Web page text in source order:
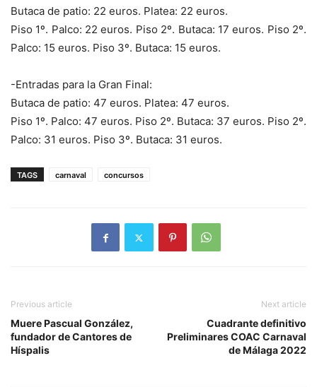
Butaca de patio: 22 euros. Platea: 22 euros.
Piso 1º. Palco: 22 euros. Piso 2º. Butaca: 17 euros. Piso 2º.
Palco: 15 euros. Piso 3º. Butaca: 15 euros.
-Entradas para la Gran Final:
Butaca de patio: 47 euros. Platea: 47 euros.
Piso 1º. Palco: 47 euros. Piso 2º. Butaca: 37 euros. Piso 2º.
Palco: 31 euros. Piso 3º. Butaca: 31 euros.
TAGS carnaval concursos
Previous article
Muere Pascual González,
fundador de Cantores de
Híspalis
Next article
Cuadrante definitivo
Preliminares COAC Carnaval
de Málaga 2022